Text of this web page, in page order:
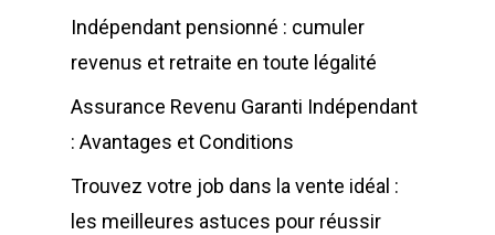
Indépendant pensionné : cumuler
revenus et retraite en toute légalité
Assurance Revenu Garanti Indépendant
: Avantages et Conditions
Trouvez votre job dans la vente idéal :
les meilleures astuces pour réussir